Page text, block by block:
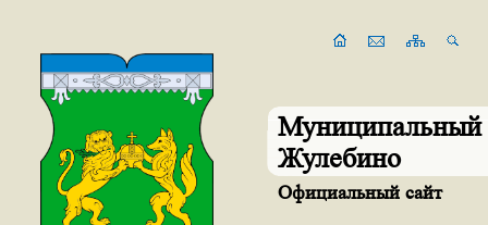
Муниципальный
Жулебино
Официальный сайт